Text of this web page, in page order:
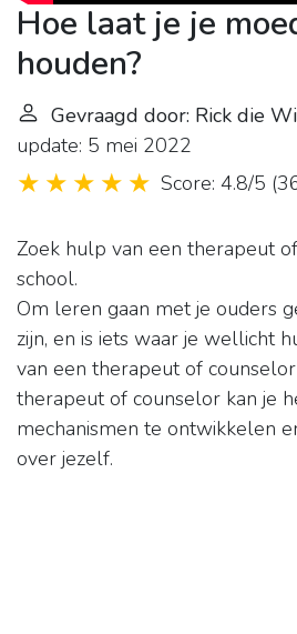
Hoe laat je je
houden?
Gevraagd door: Rick die
update: 5 mei 2022
Score: 4.8/5 (
Zoek hulp van een therapeut
school.
Om leren gaan met je ouders
zijn, en is iets waar je wellicht
van een therapeut of
therapeut of counselor kan je
mechanismen te ontwikkelen
over jezelf.